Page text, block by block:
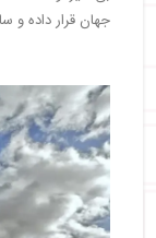
جهان قرار داده و